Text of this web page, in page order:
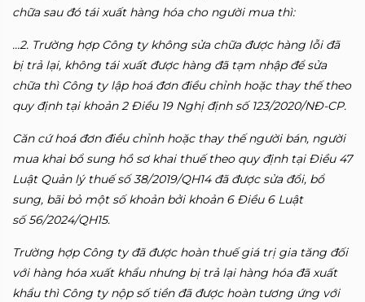
chữa sau đó tái xuất hàng hóa cho người mua thì:
…2. Trường hợp Công ty không sửa chữa được hàng lỗi đã
bị trả lại, không tái xuất được hàng đã tạm nhập để sửa
chữa thì Công ty lập hoá đơn điều chỉnh hoặc thay thế theo
quy định tại khoản 2 Điều 19 Nghị định số 123/2020/NĐ-CP.
Căn cứ hoá đơn điều chỉnh hoặc thay thế người bán, người
mua khai bổ sung hồ sơ khai thuế theo quy định tại Điều 47
Luật Quản lý thuế số 38/2019/QH14 đã đượcsửa đổi, bổ
sung, bãi bỏ một số khoản bởi khoản 6 Điều 6 Luật
số56/2024/QH15.
Trường hợp Công ty đã được hoàn thuế giá trị gia tăng đối
với hàng hóaxuất khẩu nhưng bị trả lại hàng hóa đã xuất
khẩu thì Công ty nộp số tiền đã được hoàn tương ứng với